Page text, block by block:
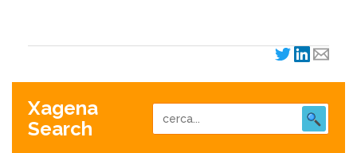
Xagena
Search